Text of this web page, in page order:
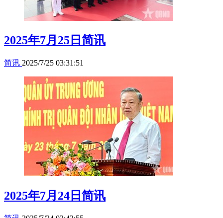
2025年7月25日简讯
简讯 2025/7/25 03:31:51
2025年7月24日简讯